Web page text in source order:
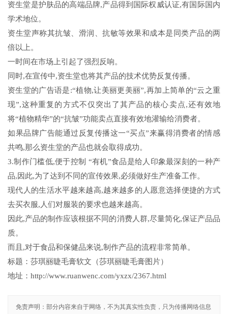
资生堂是护肤品的高端品牌,产品得到国际权威认证,有国际国内
学术地位。
资生堂声称其抗皱、滑润、抗敏等效果和成本是同类产品的两
倍以上。
一时间在市场上引起了强烈反响。
同时,在宣传中,资生堂也将其产品的技术优势反复传播。
资生堂的广告语是:“植物,让美丽更美丽”,再加上简单的“云之重
现”,这种重复的方式不仅突出了其产品的核心卖点,还有效地
将“植物精华”的“抗皱”功能卖点直接有效地灌输给消费者。
如果品牌广告能通过反复传播这一“买点”来赢得消费者的情感
共鸣,那么资生堂的产品也就会取得成功。
3.制作门槛低,便于控制 “有机”食品是给人印象最深刻的一种产
品,因此,为了达到不同的宣传效果,必须做好生产准备工作。
现代人的生活水平越来越高,越来越多的人愿意选择便捷的方式
去买衣服,人们对服装的要求也越来越高。
因此,产品的制作应该根据不同的消费人群,尽量简化,保证产品品
质。
而且,对于食品和保健品来说,制作产品的流程非常简单。
标题：莎琪丽睫毛膏软文（莎琪丽睫毛膏图片）
地址：http://www.ruanwenc.com/yxzx/2367.html
免责声明：部分内容来自于网络，不为其真实性负责，只为传播网络信息